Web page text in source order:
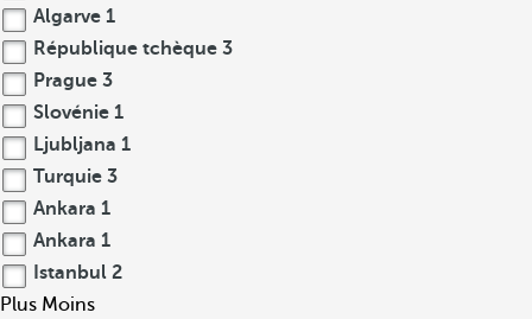
Algarve 1
République tchèque 3
Prague 3
Slovénie 1
Ljubljana 1
Turquie 3
Ankara 1
Ankara 1
Istanbul 2
Plus Moins